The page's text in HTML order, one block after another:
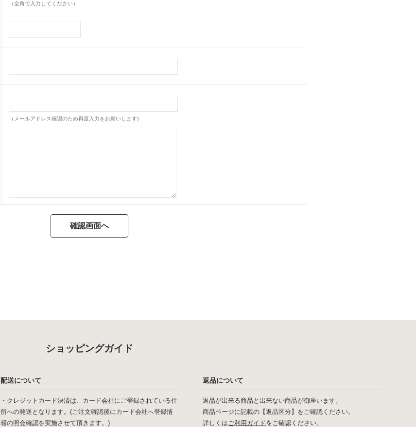
（全角で入力してください）
（メールアドレス確認のため再度入力をお願いします)
ショッピングガイド
配送について
・クレジットカード決済は、カード会社にご登録されている住
所への発送となります。(ご注文確認後にカード会社へ登録情
報の照会確認を実施させて頂きます。)
返品について
返品が出来る商品と出来ない商品が御座います。
商品ページに記載の【返品区分】をご確認ください。
詳しくはご利用ガイドをご確認ください。